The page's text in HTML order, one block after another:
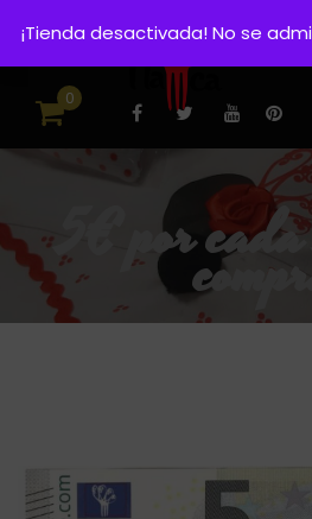
0
5€ por
¡Tienda desactivada! No se